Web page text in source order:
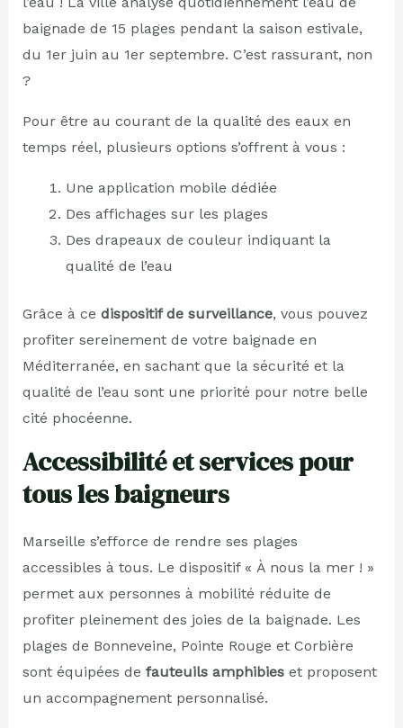
baignade de 15 plages pendant la saison estivale,
du 1er juin au 1er septembre. C’est rassurant, non
?
Pour être au courant de la qualité des eaux en
temps réel, plusieurs options s’offrent à vous :
Une application mobile dédiée
Des affichages sur les plages
Des drapeaux de couleur indiquant la
qualité de l’eau
Grâce à ce dispositif de surveillance, vous pouvez
profiter sereinement de votre baignade en
Méditerranée, en sachant que la sécurité et la
qualité de l’eau sont une priorité pour notre belle
cité phocéenne.
Accessibilité et services pour
tous les baigneurs
Marseille s’efforce de rendre ses plages
accessibles à tous. Le dispositif « À nous la mer ! »
permet aux personnes à mobilité réduite de
profiter pleinement des joies de la baignade. Les
plages de Bonneveine, Pointe Rouge et Corbière
sont équipées de fauteuils amphibieset proposent
un accompagnement personnalisé.